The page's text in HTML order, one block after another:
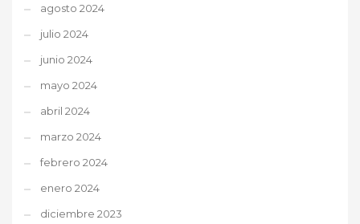
agosto 2024
julio 2024
junio 2024
mayo 2024
abril 2024
marzo 2024
febrero 2024
enero 2024
diciembre 2023